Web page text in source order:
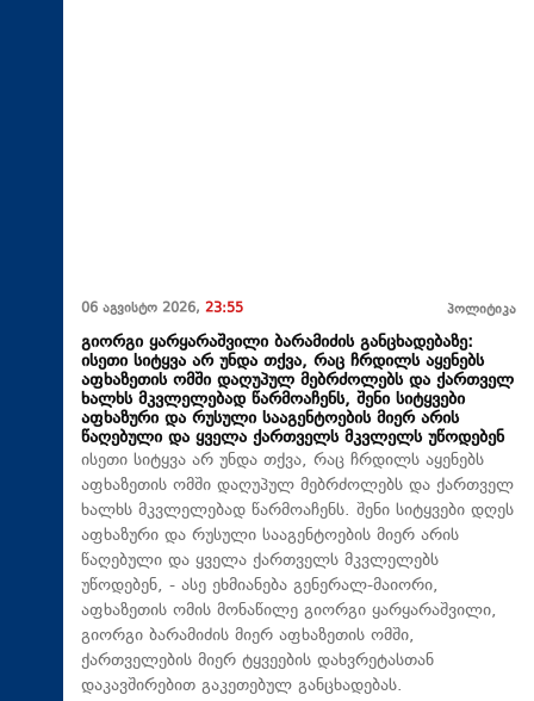
06 აგვისტო 2026, 23:55 პოლიტიკა
გიორგი ყარყარაშვილი ბარამიძის განცხადებაზე:
ისეთი სიტყვა არ უნდა თქვა, რაც ჩრდილს აყენებს
აფხაზეთის ომში დაღუპულ მებრძოლებს და ქართველ
ხალხს მკვლელებად წარმოაჩენს, შენი სიტყვები
აფხაზური და რუსული სააგენტოების მიერ არის
წაღებული და ყველა ქართველს მკვლელს უწოდებენ
ისეთი სიტყვა არ უნდა თქვა, რაც ჩრდილს აყენებს
აფხაზეთის ომში დაღუპულ მებრძოლებს და ქართველ
ხალხს მკვლელებად წარმოაჩენს. შენი სიტყვები დღეს
აფხაზური და რუსული სააგენტოების მიერ არის
წაღებული და ყველა ქართველს მკვლელებს
უწოდებენ, - ასე ეხმიანება გენერალ-მაიორი,
აფხაზეთის ომის მონაწილე გიორგი ყარყარაშვილი,
გიორგი ბარამიძის მიერ აფხაზეთის ომში,
ქართველების მიერ ტყვეების დახვრეტასთან
დაკავშირებით გაკეთებულ განცხადებას.